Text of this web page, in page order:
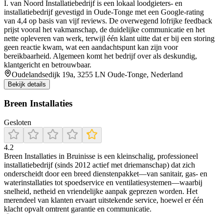
I. van Noord Installatiebedrijf is een lokaal loodgieters- en
installatiebedrijf gevestigd in Oude‑Tonge met een Google‑rating
van 4,4 op basis van vijf reviews. De overwegend lofrijke feedback
prijst vooral het vakmanschap, de duidelijke communicatie en het
nette opleveren van werk, terwijl één klant uitte dat er bij een storing
geen reactie kwam, wat een aandachtspunt kan zijn voor
bereikbaarheid. Algemeen komt het bedrijf over als deskundig,
klantgericht en betrouwbaar.
Oudelandsedijk 19a, 3255 LN Oude-Tonge, Nederland
Bekijk details
Breen Installaties
Gesloten
4.2
Breen Installaties in Bruinisse is een kleinschalig, professioneel
installatiebedrijf (sinds 2012 actief met driemanschap) dat zich
onderscheidt door een breed dienstenpakket—van sanitair, gas- en
waterinstallaties tot spoedservice en ventilatiesystemen—waarbij
snelheid, netheid en vriendelijke aanpak geprezen worden. Het
merendeel van klanten ervaart uitstekende service, hoewel er één
klacht opvalt omtrent garantie en communicatie.